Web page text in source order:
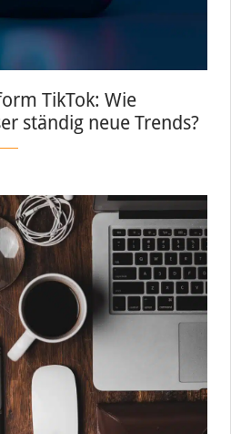
TikTok: Wie
ständig neue Trends?